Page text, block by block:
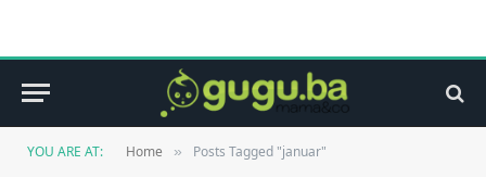
YOU ARE AT: Home » Posts Tagged "januar"